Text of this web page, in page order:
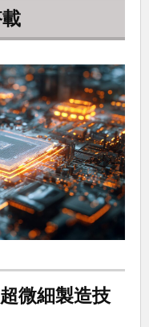
微細製造技